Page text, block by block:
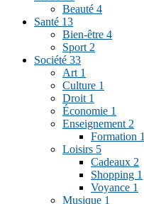
Beauté 4
Santé 13
Bien-être 4
Sport 2
Société 33
Art 1
Culture 1
Droit 1
Économie 1
Enseignement 2
Formation 1
Loisirs 5
Cadeaux 2
Shopping 1
Voyance 1
Musique 1